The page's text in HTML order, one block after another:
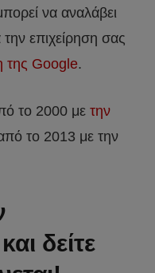
να αναλάβει
την επιχείρηση σας
της Google.
το 2000 με την
το 2013 με την
δείτε